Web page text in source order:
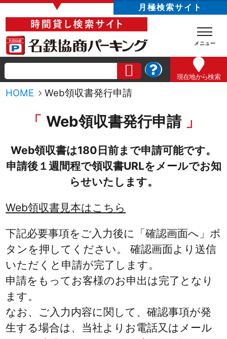
▼ 月極検索サイト
現在地から検索
HOME Web領収書発行申請
Web領収書発行申請
Web領収書は180日前まで申請可能です。
申請後１週間程で領収書URLをメールでお知
らせいたします。
Web領収書見本はこちら
下記必要事項をご入力後に「確認画面へ」ボ
タンを押してください。 確認画面より送信
いただくと申請が完了します。
申請をもってお客様のお申出は完了となり
ます。
なお、ご入力内容に関して、確認事項が発
生する場合は、当社よりお電話又はメール